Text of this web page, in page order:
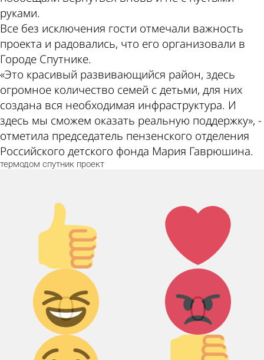
руками.
Все без исключения гости отмечали важность
проекта и радовались, что его организовали в
Городе Спутнике.
«Это красивый развивающийся район, здесь
огромное количество семей с детьми, для них
создана вся необходимая инфраструктура. И
здесь мы сможем оказать реальную поддержку», -
отметила председатель пензенского отделения
Российского детского фонда Мария Гаврюшина.
термодом спутник проект
Палец
вверх!
0
Лайк!
0
Дикий смех! Агрессия!
Грусть :( Палец вниз!